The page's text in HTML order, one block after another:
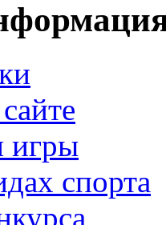
игры
спорта